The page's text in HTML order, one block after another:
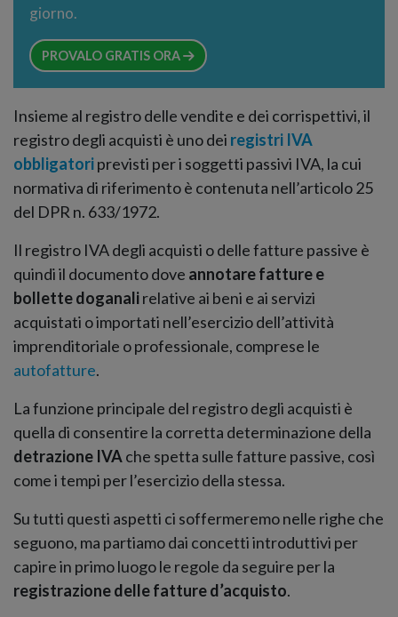
giorno.
PROVALO GRATIS ORA
Insieme al registro delle vendite e dei corrispettivi, il
registro degli acquisti è uno dei registri IVA
obbligatoriprevisti per i soggetti passivi IVA, la cui
normativa di riferimento è contenuta nell’articolo 25
del DPR n. 633/1972.
Il registro IVA degli acquisti o delle fatture passive è
quindi il documento dove annotare fatture e
bollette doganalirelative ai beni e ai servizi
acquistati o importati nell’esercizio dell’attività
imprenditoriale o professionale, comprese le
autofatture.
La funzione principale del registro degli acquisti è
quella di consentire la corretta determinazione della
detrazione IVA che spetta sulle fatture passive, così
come i tempi per l’esercizio della stessa.
Su tutti questi aspetti ci soffermeremo nelle righe che
seguono, ma partiamo dai concetti introduttivi per
capire in primo luogo le regole da seguire per la
registrazione delle fatture d’acquisto.